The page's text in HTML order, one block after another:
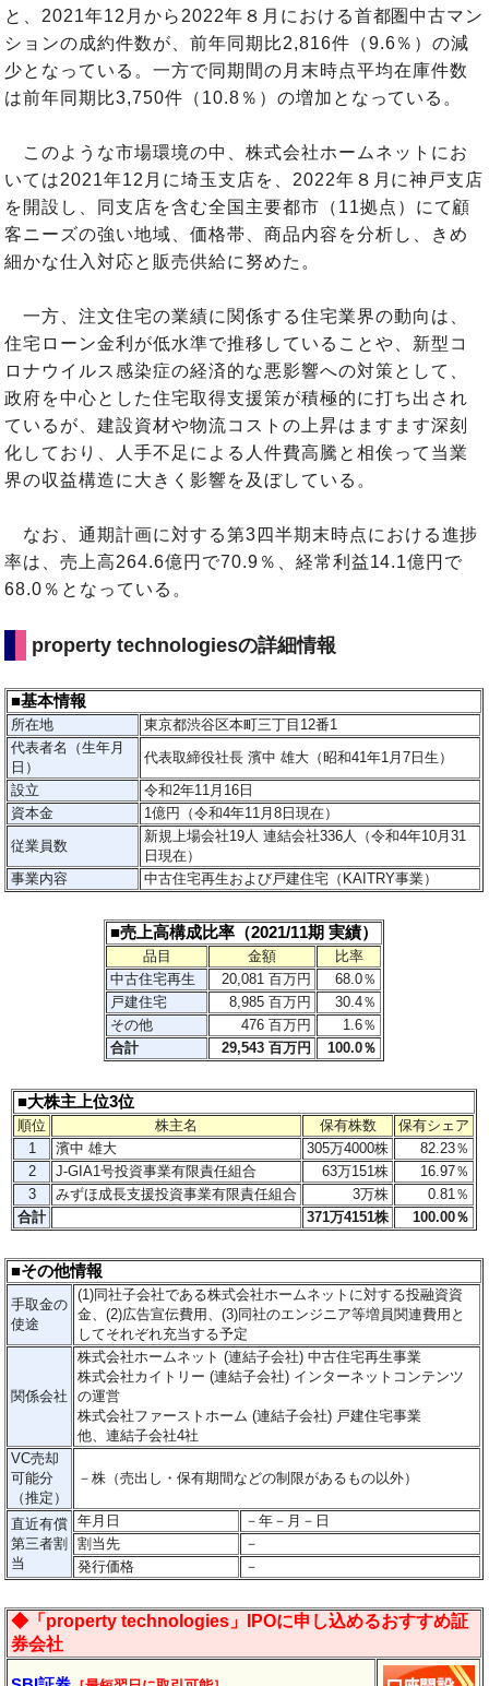
と、2021年12月から2022年８月における首都圏中古マン
ションの成約件数が、前年同期比2,816件（9.6％）の減
少となっている。一方で同期間の月末時点平均在庫件数
は前年同期比3,750件（10.8％）の増加となっている。
このような市場環境の中、株式会社ホームネットにお
いては2021年12月に埼玉支店を、2022年８月に神戸支店
を開設し、同支店を含む全国主要都市（11拠点）にて顧
客ニーズの強い地域、価格帯、商品内容を分析し、きめ
細かな仕入対応と販売供給に努めた。
一方、注文住宅の業績に関係する住宅業界の動向は、
住宅ローン金利が低水準で推移していることや、新型コ
ロナウイルス感染症の経済的な悪影響への対策として、
政府を中心とした住宅取得支援策が積極的に打ち出され
ているが、建設資材や物流コストの上昇はますます深刻
化しており、人手不足による人件費高騰と相俟って当業
界の収益構造に大きく影響を及ぼしている。
なお、通期計画に対する第3四半期末時点における進捗
率は、売上高264.6億円で70.9％、経常利益14.1億円で
68.0％となっている。
property technologiesの詳細情報
■基本情報
所在地
東京都渋谷区本町三丁目12番1
代表者名（生年月
日）
代表取締役社長 濱中 雄大（昭和41年1月7日生）
設立
令和2年11月16日
資本金
1億円（令和4年11月8日現在）
従業員数
新規上場会社19人 連結会社336人（令和4年10月31
日現在）
事業内容
中古住宅再生および戸建住宅（KAITRY事業）
■売上高構成比率（2021/11期 実績）
品目 金額
比率
中古住宅再生
20,081 百万円
68.0％
戸建住宅
8,985 百万円
30.4％
その他
476 百万円
1.6％
合計
29,543 百万円 100.0％
■大株主上位3位
順位 株主名 保有株数
保有シェア
1
濱中 雄大 305万4000株
82.23％
2
J-GIA1号投資事業有限責任組合 63万151株
16.97％
3
みずほ成長支援投資事業有限責任組合 3万株
0.81％
合計
371万4151株 100.00％
■その他情報
手取金の
使途
(1)同社子会社である株式会社ホームネットに対する投融資資
金、(2)広告宣伝費用、(3)同社のエンジニア等増員関連費用と
してそれぞれ充当する予定
関係会社
株式会社ホームネット (連結子会社) 中古住宅再生事業
株式会社カイトリー (連結子会社) インターネットコンテンツ
の運営
株式会社ファーストホーム (連結子会社) 戸建住宅事業
他、連結子会社4社
VC売却
可能分
（推定）
－株（売出し・保有期間などの制限があるもの以外）
直近有償
第三者割
当
年月日
－年－月－日
割当先
－
発行価格
－
◆「property technologies」IPOに申し込めるおすすめ証
券会社